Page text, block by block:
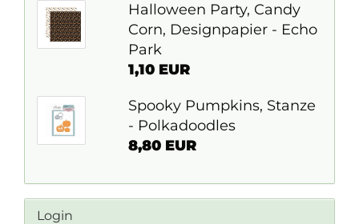
Halloween Party, Candy
Corn, Designpapier - Echo
Park
1,10 EUR
Spooky Pumpkins, Stanze
- Polkadoodles
8,80 EUR
Login